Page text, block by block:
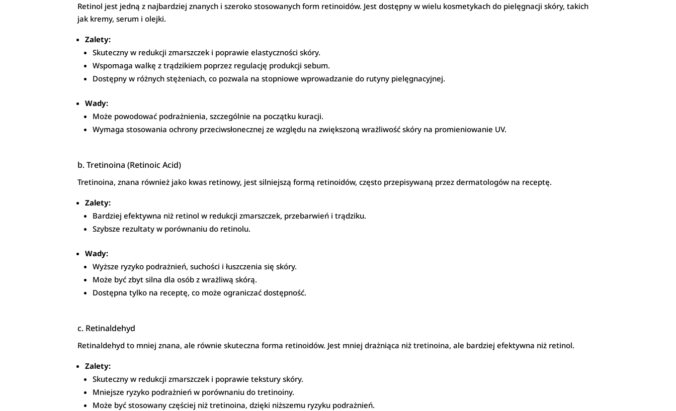
Retinol jest jedną z najbardziej znanych i szeroko stosowanych form retinoidów. Jest dostępny w wielu kosmetykach do pielęgnacji skóry, takich
jak kremy, serum i olejki.
Zalety:
Skuteczny w redukcji zmarszczek i poprawie elastyczności skóry.
Wspomaga walkę z trądzikiem poprzez regulację produkcji sebum.
Dostępny w różnych stężeniach, co pozwala na stopniowe wprowadzanie do rutyny pielęgnacyjnej.
Wady:
Może powodować podrażnienia, szczególnie na początku kuracji.
Wymaga stosowania ochrony przeciwsłonecznej ze względu na zwiększoną wrażliwość skóry na promieniowanie UV.
b. Tretinoina (Retinoic Acid)
Tretinoina, znana również jako kwas retinowy, jest silniejszą formą retinoidów, często przepisywaną przez dermatologów na receptę.
Zalety:
Bardziej efektywna niż retinol w redukcji zmarszczek, przebarwień i trądziku.
Szybsze rezultaty w porównaniu do retinolu.
Wady:
Wyższe ryzyko podrażnień, suchości i łuszczenia się skóry.
Może być zbyt silna dla osób z wrażliwą skórą.
Dostępna tylko na receptę, co może ograniczać dostępność.
c. Retinaldehyd
Retinaldehyd to mniej znana, ale równie skuteczna forma retinoidów. Jest mniej drażniąca niż tretinoina, ale bardziej efektywna niż retinol.
Zalety:
Skuteczny w redukcji zmarszczek i poprawie tekstury skóry.
Mniejsze ryzyko podrażnień w porównaniu do tretinoiny.
Może być stosowany częściej niż tretinoina, dzięki niższemu ryzyku podrażnień.